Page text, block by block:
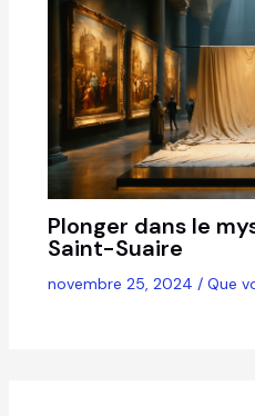
Plonger dans le
Saint-Suaire
novembre 25, 2024 / Que